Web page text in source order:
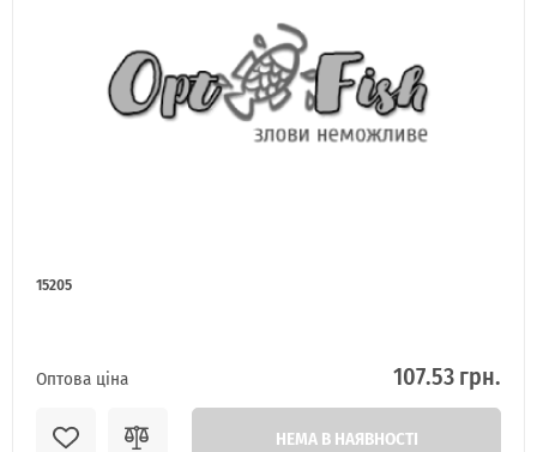
15205
Оптова ціна 107.53 грн.
НЕМА В НАЯВНОСТІ